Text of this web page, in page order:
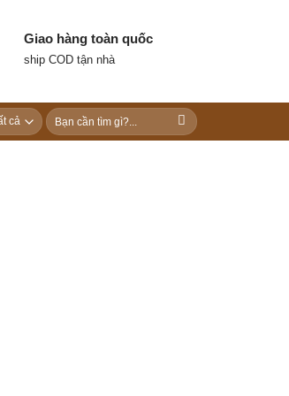
Giao hàng toàn quốc
ship COD tận nhà
Tìm
kiếm: